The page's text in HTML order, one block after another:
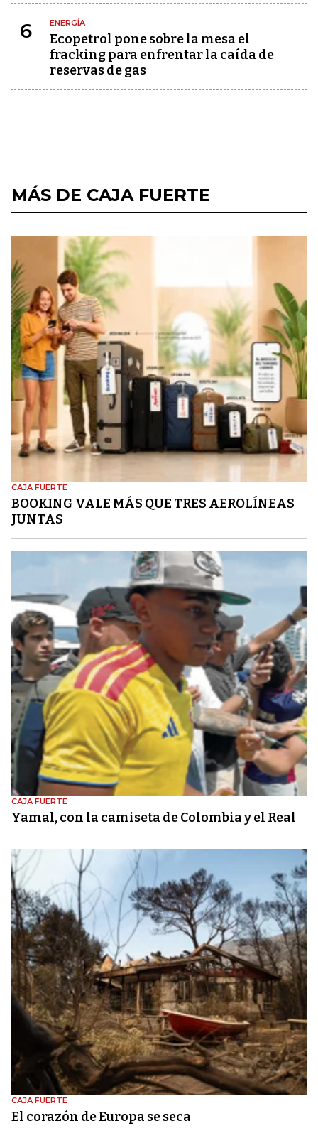
6 ENERGÍA
Ecopetrol pone sobre la mesa el
fracking para enfrentar la caída de
reservas de gas
MÁS DE CAJA FUERTE
CAJA FUERTE
BOOKING VALE MÁS QUE TRES AEROLÍNEAS
JUNTAS
CAJA FUERTE
Yamal, con la camiseta de Colombia y el Real
CAJA FUERTE
El corazón de Europa se seca